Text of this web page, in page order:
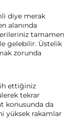
diye merak
alanında
tamamen
gelebilir. Üstelik
zorunda
ettiğiniz
tekrar
konusunda da
yüksek rakamlar